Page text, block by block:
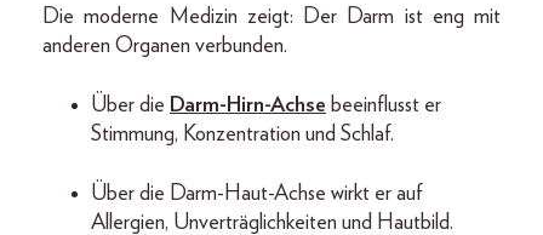
Die moderne Medizin zeigt: Der Darm ist eng mit
anderen Organen verbunden.
Über die Darm-Hirn-Achse beeinflusst er
Stimmung, Konzentration und Schlaf.
Über die Darm-Haut-Achse wirkt er auf
Allergien, Unverträglichkeiten und Hautbild.